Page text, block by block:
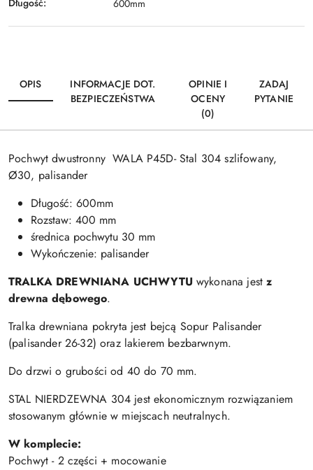
Długość:
600mm
OPIS
INFORMACJE DOT.
BEZPIECZEŃSTWA
OPINIE I
OCENY
(0)
ZADAJ
PYTANIE
Pochwyt dwustronny WALA P45D- Stal 304 szlifowany,
Ø30, palisander
Długość: 600mm
Rozstaw: 400 mm
średnica pochwytu 30 mm
Wykończenie: palisander
TRALKA DREWNIANA UCHWYTUwykonana jestz
drewna dębowego.
Tralka drewniana pokryta jest bejcą Sopur Palisander
(palisander 26-32) oraz lakierem bezbarwnym.
Do drzwi o grubości od 40 do 70 mm.
STAL NIERDZEWNA 304 jest ekonomicznym rozwiązaniem
stosowanym głównie w miejscach neutralnych.
W komplecie:
Pochwyt - 2 części + mocowanie